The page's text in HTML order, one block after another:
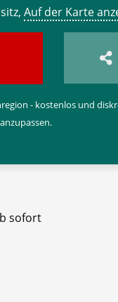
Auf der Karte
- kostenlos und
sofort